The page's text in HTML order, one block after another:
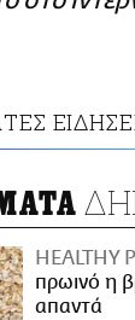
HEALTHY
πρωινό η
απαντά